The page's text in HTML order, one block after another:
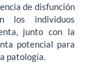
de disfunción
los individuos
junto con la
potencial para
patología.